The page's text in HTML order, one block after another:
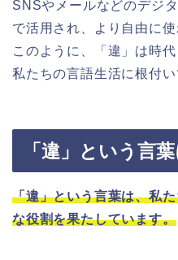
SNSやメールなどのデジ
で活用され、より自由に
このように、「違」は時
私たちの言語生活に根付い
「違」という言
「違」という言葉は、私
な役割を果たしています。